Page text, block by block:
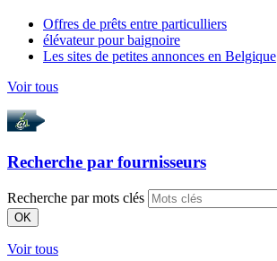
Offres de prêts entre particulliers
élévateur pour baignoire
Les sites de petites annonces en Belgique
Voir tous
Recherche par fournisseurs
Recherche par mots clés
OK
Voir tous